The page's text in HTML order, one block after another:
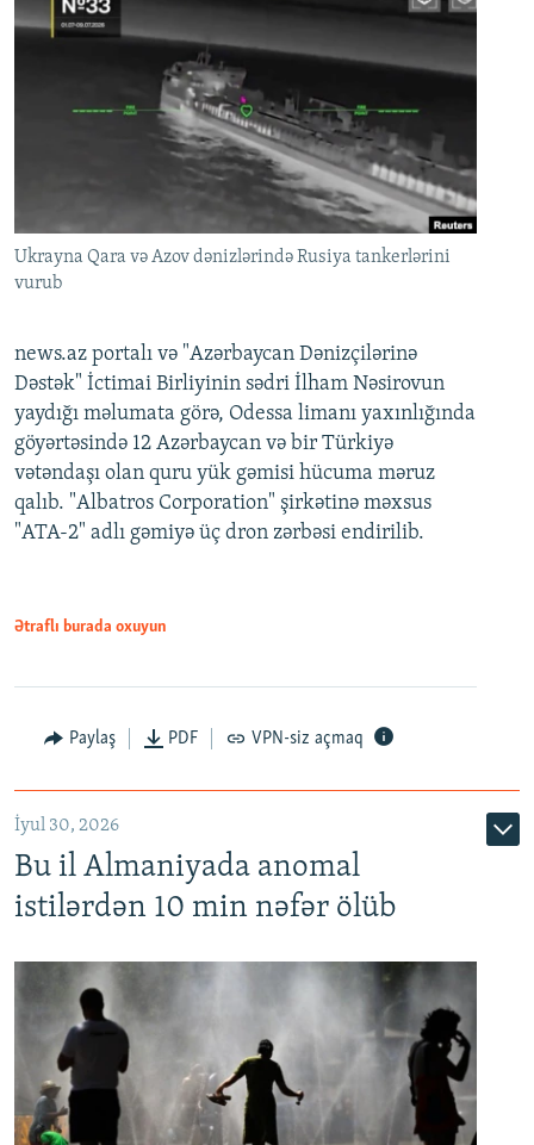
Ukrayna Qara və Azov dənizlərində Rusiya tankerlərini
vurub
news.az portalı və "Azərbaycan Dənizçilərinə
Dəstək" İctimai Birliyinin sədri İlham Nəsirovun
yaydığı məlumata görə, Odessa limanı yaxınlığında
göyərtəsində 12 Azərbaycan və bir Türkiyə
vətəndaşı olan quru yük gəmisi hücuma məruz
qalıb. "Albatros Corporation" şirkətinə məxsus
"ATA-2" adlı gəmiyə üç dron zərbəsi endirilib.
Ətraflı burada oxuyun
Paylaş PDF VPN-siz açmaq
İyul 30, 2026
Bu il Almaniyada anomal
istilərdən 10 min nəfər ölüb